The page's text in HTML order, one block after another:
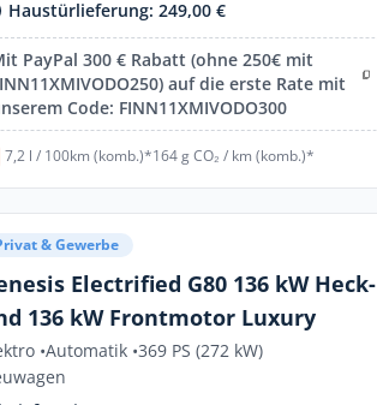
Haustürlieferung: 249,00 €
PayPal 300 € Rabatt (ohne 250€ mit
auf die erste Rate mit
Code: FINN11XMIVODO300
7,2 l / 100km (komb.)*164 g CO₂ / km (komb.)*
& Gewerbe
Electrified G80 136 kW Heck-
136 kW Frontmotor Luxury
•Automatik •369 PS (272 kW)